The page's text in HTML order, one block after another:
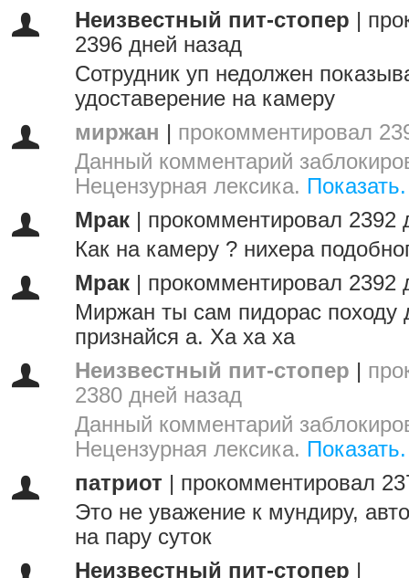
Неизвестный пит-стопер
2396 дней назад
Сотрудник уп недолжен
удоставерение на камеру
миржан
прокомментировал
Данный комментарий
Нецензурная лексика. Показать.
Мрак
прокомментировал 2392
Как на камеру ? нихера
Мрак
прокомментировал 2392
Миржан ты сам пидорас походу
признайся а. Ха ха ха
Неизвестный пит-стопер
2380 дней назад
Данный комментарий
Нецензурная лексика. Показать.
патриот
прокомментировал
Это не уважение к мундиру,
на пару суток
Неизвестный пит-стопер